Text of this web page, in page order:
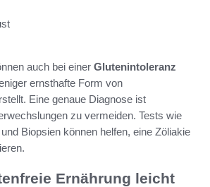
auch bei einer Glutenintoleranz
ernsthafte Form von
Eine genaue Diagnose ist
zu vermeiden. Tests wie
Biopsien können helfen, eine Zöliakie
Ernährung leicht